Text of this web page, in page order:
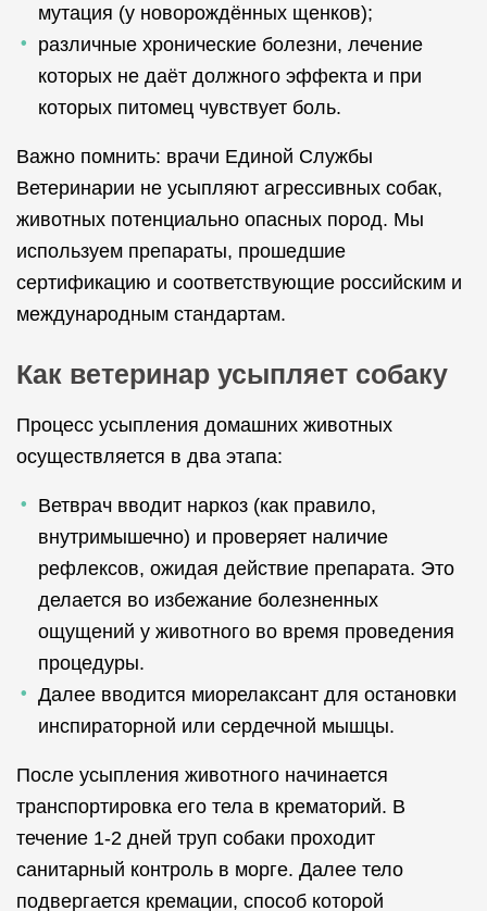
мутация (у новорождённых щенков);
различные хронические болезни, лечение
которых не даёт должного эффекта и при
которых питомец чувствует боль.
Важно помнить: врачи Единой Службы
Ветеринарии не усыпляют агрессивных собак,
животных потенциально опасных пород. Мы
используем препараты, прошедшие
сертификацию и соответствующие российским и
международным стандартам.
Как ветеринар усыпляет собаку
Процесс усыпления домашних животных
осуществляется в два этапа:
Ветврач вводит наркоз (как правило,
внутримышечно) и проверяет наличие
рефлексов, ожидая действие препарата. Это
делается во избежание болезненных
ощущений у животного во время проведения
процедуры.
Далее вводится миорелаксант для остановки
инспираторной или сердечной мышцы.
После усыпления животного начинается
транспортировка его тела в крематорий. В
течение 1-2 дней труп собаки проходит
санитарный контроль в морге. Далее тело
подвергается кремации, способ которой